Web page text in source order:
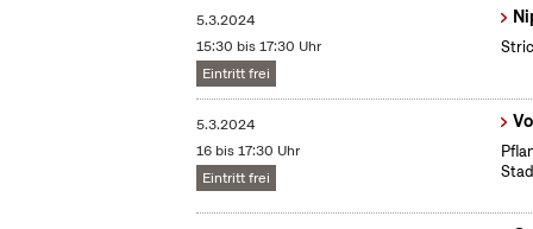
5.3.2024
15:30 bis 17:30 Uhr
Eintritt frei
5.3.2024
16 bis 17:30 Uhr
Eintritt frei